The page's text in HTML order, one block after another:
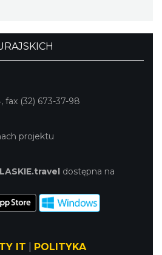
fax (32) 673-37-98
projektu
dostępna na
IT
POLITYKA